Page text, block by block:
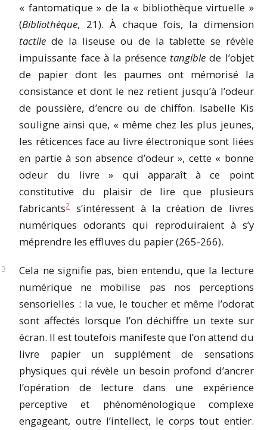
« fantomatique » de la « bibliothèque virtuelle »
(Bibliothèque, 21). À chaque fois, la dimension
tactilede la liseuse ou de la tablette se révèle
impuissante face à la présence tangiblede l’objet
de papier dont les paumes ont mémorisé la
consistance et dont le nez retient jusqu’à l’odeur
de poussière, d’encre ou de chiffon. Isabelle Kis
souligne ainsi que, « même chez les plus jeunes,
les réticences face au livre électronique sont liées
en partie à son absence d’odeur », cette « bonne
odeur du livre » qui apparaît à ce point
constitutive du plaisir de lire que plusieurs
fabricants2s’intéressent à la création de livres
numériques odorants qui reproduiraient à s’y
méprendre les effluves du papier (265-266).
Cela ne signifie pas, bien entendu, que la lecture
numérique ne mobilise pas nos perceptions
sensorielles : la vue, le toucher et même l’odorat
sont affectés lorsque l’on déchiffre un texte sur
écran. Il est toutefois manifeste que l’on attend du
livre papier un supplément de sensations
physiques qui révèle un besoin profond d’ancrer
l’opération de lecture dans une expérience
perceptive et phénoménologique complexe
engageant, outre l’intellect, le corps tout entier.